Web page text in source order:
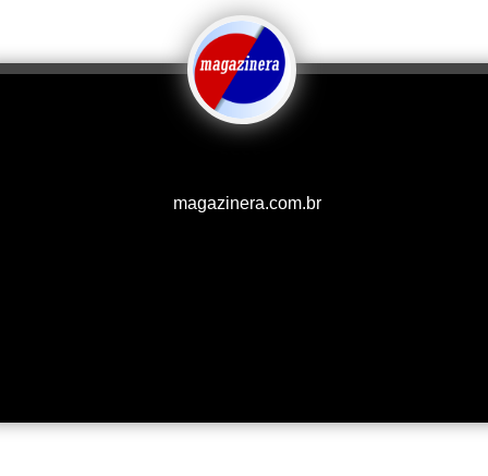
magazinera.com.br